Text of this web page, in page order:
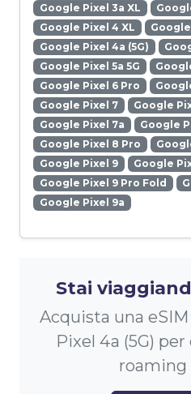
Google Pixel 3a XL
Google Pixel 4 XL
Google Pixel 4a (5G)
Google Pixel 5a 5G
Google Pixel 6 Pro
Google Pixel 7
Google
Google Pixel 7a
Google
Google Pixel 8 Pro
Google Pixel 9
Google
Google Pixel 9 Pro Fold
Google Pixel 9a
Stai
Acquista una
Pixel 4a (5G)
roaming